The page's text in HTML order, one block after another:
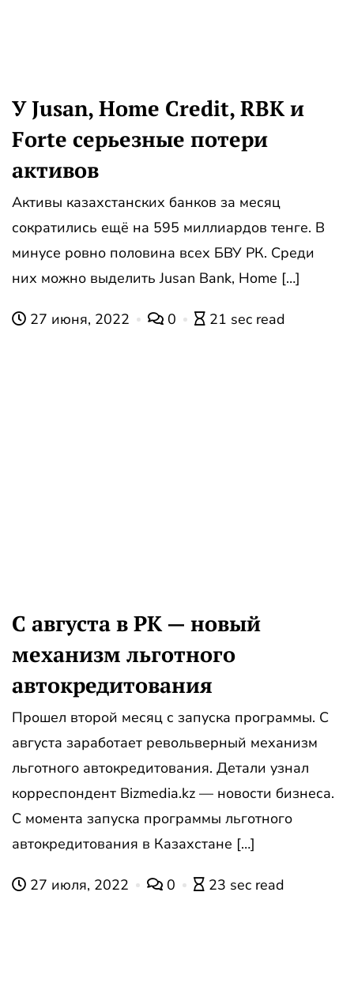
У Jusan, Home Credit, RBK и
Forte серьезные потери
активов
Активы казахстанских банков за месяц
сократились ещё на 595 миллиардов тенге. В
минусе ровно половина всех БВУ РК. Среди
них можно выделить Jusan Bank, Home […]
27 июня, 2022 0 21 sec read
С августа в РК — новый
механизм льготного
автокредитования
Прошел второй месяц с запуска программы. С
августа заработает револьверный механизм
льготного автокредитования. Детали узнал
корреспондент Bizmedia.kz — новости бизнеса.
С момента запуска программы льготного
автокредитования в Казахстане […]
27 июля, 2022 0 23 sec read